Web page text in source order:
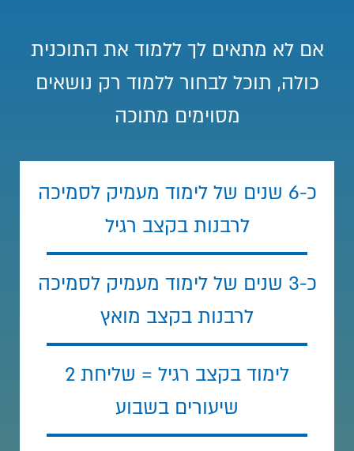
אם לא מתאים לך ללמוד את התוכנית
כולה, תוכל לבחור ללמוד רק נושאים
מסוימים מתוכה
כ-6 שנים של לימוד מעמיק לסמיכה
לרבנות בקצב רגיל
כ-3 שנים של לימוד מעמיק לסמיכה
לרבנות בקצב מואץ
לימוד בקצב רגיל = שליחת 2
שיעורים בשבוע